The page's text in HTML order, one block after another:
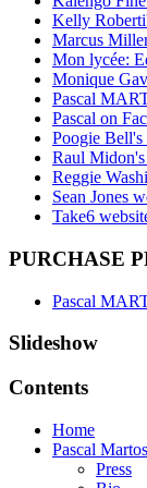
Kelly
Marcus
Mon lycée:
Monique
Pascal
Pascal on
Poogie Bell's
Raul
Reggie
Sean Jones
Take6
PURCHASE
Pascal
Slideshow
Contents
Home
Pascal Martos
Press